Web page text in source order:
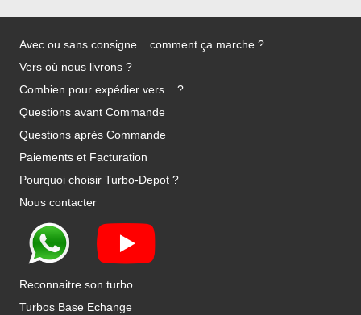
Avec ou sans consigne... comment ça marche ?
Vers où nous livrons ?
Combien pour expédier vers... ?
Questions avant Commande
Questions après Commande
Paiements et Facturation
Pourquoi choisir Turbo-Depot ?
Nous contacter
Reconnaitre son turbo
Turbos Base Echange